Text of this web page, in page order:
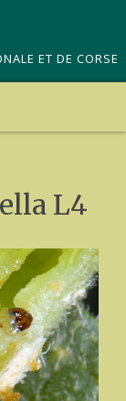
ET DE CORSE
L4